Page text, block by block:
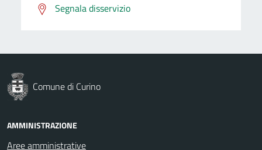
Segnala disservizio
Comune di Curino
AMMINISTRAZIONE
Aree amministrative